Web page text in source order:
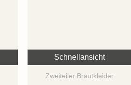
Schnellansicht
Zweiteiler Brautkleider